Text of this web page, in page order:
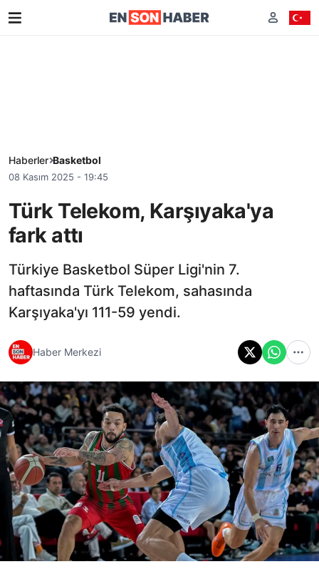
Haberler Basketbol
08 Kasım 2025 - 19:45
Türk Telekom, Karşıyaka'ya
fark attı
Türkiye Basketbol Süper Ligi'nin 7.
haftasında Türk Telekom, sahasında
Karşıyaka'yı 111-59 yendi.
Haber Merkezi